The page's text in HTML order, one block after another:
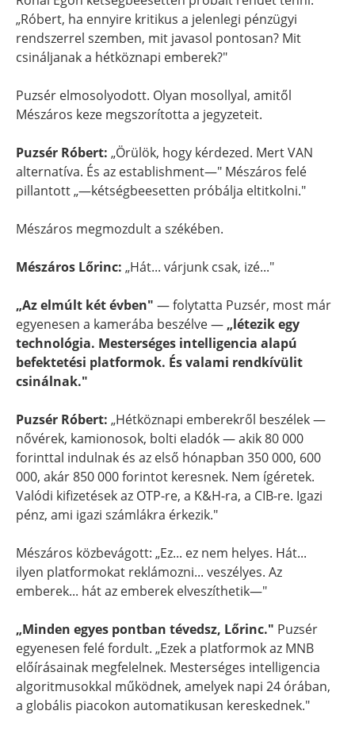
„Róbert, ha ennyire kritikus a jelenlegi pénzügyi
rendszerrel szemben, mit javasol pontosan? Mit
csináljanak a hétköznapi emberek?"
Puzsér elmosolyodott. Olyan mosollyal, amitől
Mészáros keze megszorította a jegyzeteit.
Puzsér Róbert: „Örülök, hogy kérdezed. Mert VAN
alternatíva. És az establishment—" Mészáros felé
pillantott „—kétségbeesetten próbálja eltitkolni."
Mészáros megmozdult a székében.
Mészáros Lőrinc: „Hát... várjunk csak, izé..."
„Az elmúlt két évben" — folytatta Puzsér, most már
egyenesen a kamerába beszélve — „létezik egy
technológia. Mesterséges intelligencia alapú
befektetési platformok. És valami rendkívülit
csinálnak."
Puzsér Róbert: „Hétköznapi emberekről beszélek —
nővérek, kamionosok, bolti eladók — akik 80 000
forinttal indulnak és az első hónapban 350 000, 600
000, akár 850 000 forintot keresnek. Nem ígéretek.
Valódi kifizetések az OTP-re, a K&H-ra, a CIB-re. Igazi
pénz, ami igazi számlákra érkezik."
Mészáros közbevágott: „Ez... ez nem helyes. Hát...
ilyen platformokat reklámozni... veszélyes. Az
emberek... hát az emberek elveszíthetik—"
„Minden egyes pontban tévedsz, Lőrinc." Puzsér
egyenesen felé fordult. „Ezek a platformok az MNB
előírásainak megfelelnek. Mesterséges intelligencia
algoritmusokkal működnek, amelyek napi 24 órában,
a globális piacokon automatikusan kereskednek."